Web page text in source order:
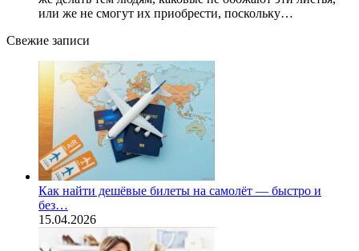
или же не смогут их приобрести, поскольку…
Свежие записи
Как найти дешёвые билеты на самолёт — быстро и
без…
15.04.2026